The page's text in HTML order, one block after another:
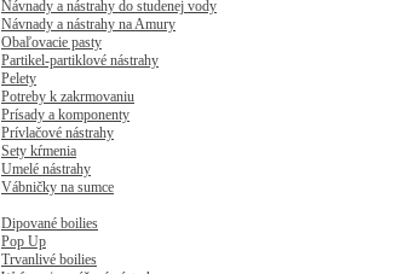
Návnady a nástrahy do studenej vody
Návnady a nástrahy na Amury
Obaľovacie pasty
Partikel-partiklové nástrahy
Pelety
Potreby k zakrmovaniu
Prísady a komponenty
Prívlačové nástrahy
Sety kŕmenia
Umelé nástrahy
Vábničky na sumce
Dipované boilies
Pop Up
Trvanlivé boilies